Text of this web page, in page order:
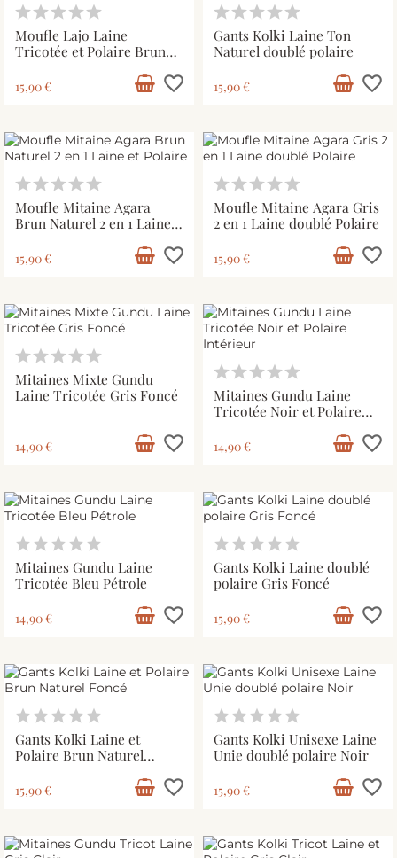
Moufle Lajo Laine
Tricotée et Polaire Brun
15,90 € favorite_border
Gants Kolki Laine Ton
Naturel doublé polaire
15,90 € favorite_border
Moufle Mitaine Agara
Brun Naturel 2 en 1 Laine
15,90 € favorite_border
Moufle Mitaine Agara Gris
2 en 1 Laine doublé Polaire
15,90 € favorite_border
Mitaines Mixte Gundu
Laine Tricotée Gris Foncé
14,90 € favorite_border
Mitaines Gundu Laine
Tricotée Noir et Polaire
14,90 € favorite_border
Mitaines Gundu Laine
Tricotée Bleu Pétrole
14,90 € favorite_border
Gants Kolki Laine doublé
polaire Gris Foncé
15,90 € favorite_border
Gants Kolki Laine et
Polaire Brun Naturel
15,90 € favorite_border
Gants Kolki Unisexe Laine
Unie doublé polaire Noir
15,90 € favorite_border